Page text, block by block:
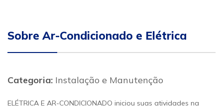
Sobre Ar-Condicionado e Elétrica
Categoria: Instalação e Manutenção
ELÉTRICA E AR-CONDICIONADO iniciou suas atividades na